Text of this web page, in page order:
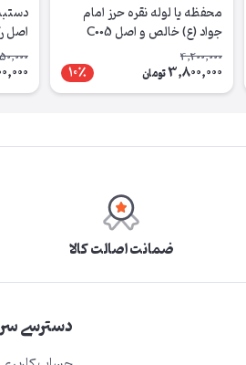
محفظه یا لوله نقره حرز امام
جواد (ع) خالص و اصل C005
5cm
4,200,000
3,800,000تومان 10٪
اصل
ضمانت اصالت کالا
دسترسی